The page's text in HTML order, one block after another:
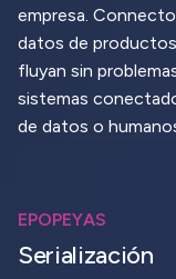
empresa.
datos de
fluyan sin
sistemas
de datos o
EPOPEYAS
Serialización